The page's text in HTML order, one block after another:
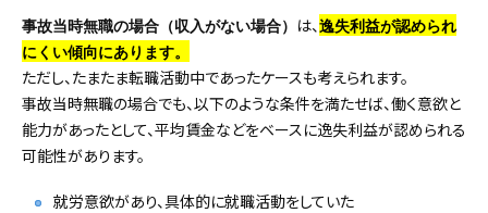
事故当時無職の場合（収入がない場合） は、 逸失利益が認められ
にくい傾向にあります。
ただし、たまたま転職活動中であったケースも考えられます。
事故当時無職の場合でも、以下のような条件を満たせば、働く意欲と
能力があったとして、平均賃金などをベースに逸失利益が認められる
可能性があります。
就労意欲があり、具体的に就職活動をしていた